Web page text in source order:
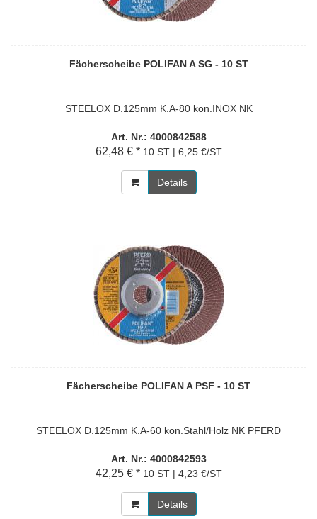
Fächerscheibe POLIFAN A SG - 10 ST
STEELOX D.125mm K.A-80 kon.INOX NK
Art. Nr.: 4000842588
62,48 € * 10 ST | 6,25 €/ST
Details
Fächerscheibe POLIFAN A PSF - 10 ST
STEELOX D.125mm K.A-60 kon.Stahl/Holz NK PFERD
Art. Nr.: 4000842593
42,25 € * 10 ST | 4,23 €/ST
Details